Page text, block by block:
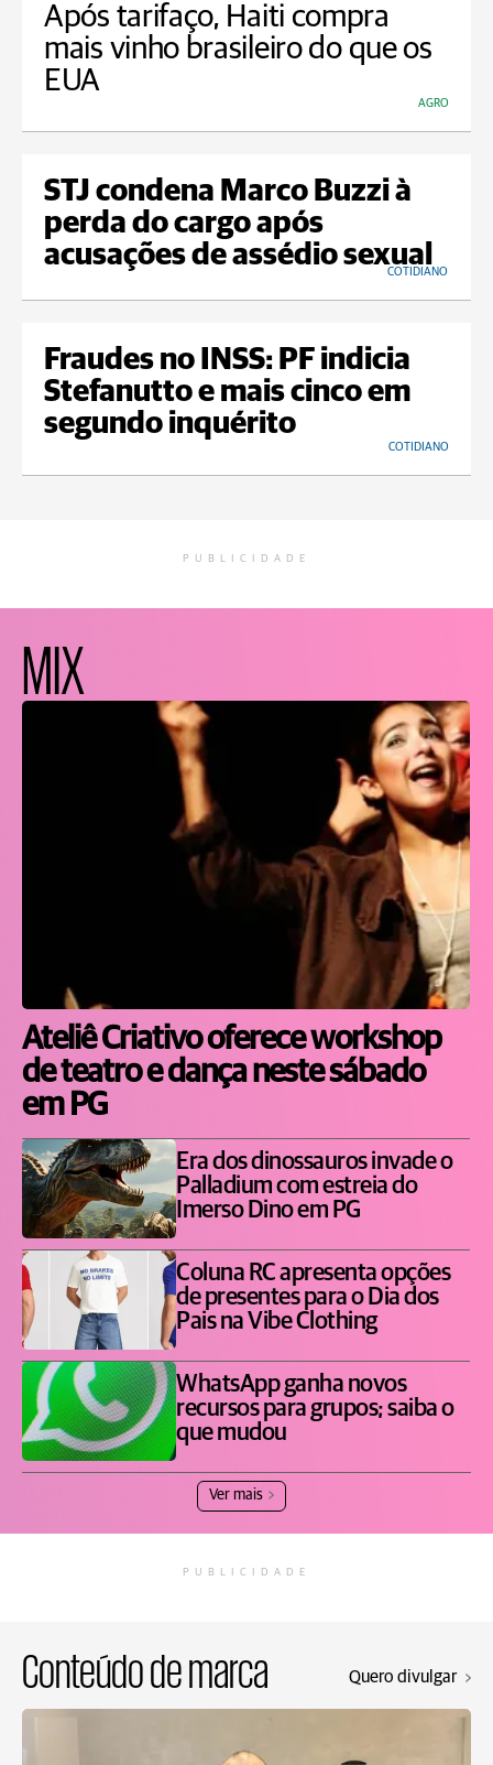
Após tarifaço, Haiti compra
mais vinho brasileiro do que os
EUA
AGRO
STJ condena Marco Buzzi à
perda do cargo após
acusações de assédio sexual
COTIDIANO
Fraudes no INSS: PF indicia
Stefanutto e mais cinco em
segundo inquérito
COTIDIANO
PUBLICIDADE
MIX
Ateliê Criativo oferece workshop
de teatro e dança neste sábado
em PG
Era dos dinossauros invade o
Palladium com estreia do
Imerso Dino em PG
Coluna RC apresenta opções
de presentes para o Dia dos
Pais na Vibe Clothing
WhatsApp ganha novos
recursos para grupos; saiba o
que mudou
Ver mais
PUBLICIDADE
Conteúdo de marca Quero divulgar